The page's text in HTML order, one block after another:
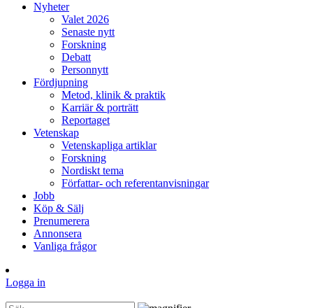
Nyheter
Valet 2026
Senaste nytt
Forskning
Debatt
Personnytt
Fördjupning
Metod, klinik & praktik
Karriär & porträtt
Reportaget
Vetenskap
Vetenskapliga artiklar
Forskning
Nordiskt tema
Författar- och referentanvisningar
Jobb
Köp & Sälj
Prenumerera
Annonsera
Vanliga frågor
Logga in